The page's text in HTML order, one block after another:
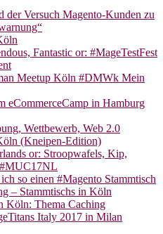
der Versuch Magento-Kunden zu
Fantastic or: #MageTestFest
Meetup Köln #DMWk Mein
eCommerceCamp in Hamburg
Wettbewerb, Web 2.0
(Kneipen-Edition)
or: Stroopwafels, Kip,
#MUC17NL
so einen #Magento Stammtisch
– Stammtischs in Köln
Köln: Thema Caching
Italy 2017 in Milan